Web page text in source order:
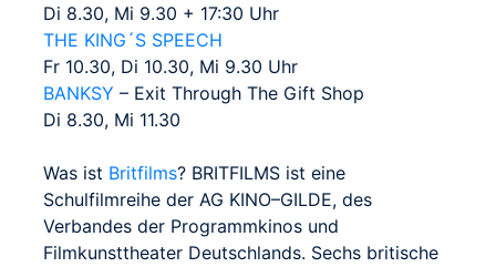
Di 8.30, Mi 9.30 + 17:30 Uhr
THE KING´S SPEECH
Fr 10.30, Di 10.30, Mi 9.30 Uhr
BANKSY – Exit Through The Gift Shop
Di 8.30, Mi 11.30
Was ist Britfilms? BRITFILMS ist eine
Schulfilmreihe der AG KINO–GILDE, des
Verbandes der Programmkinos und
Filmkunsttheater Deutschlands. Sechs britische